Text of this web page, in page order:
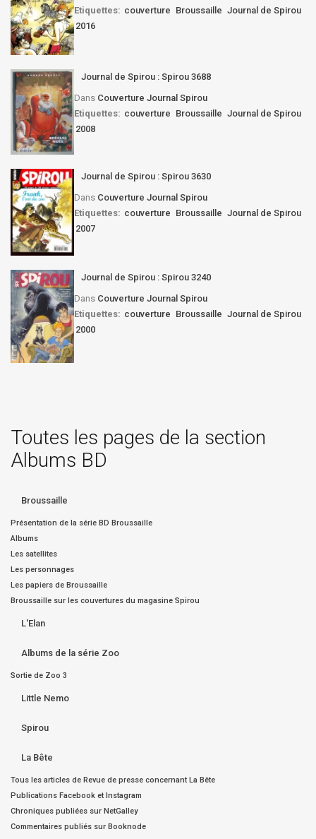
Etiquettes: couverture Broussaille Journal de Spirou
2016
Journal de Spirou : Spirou 3688
Dans Couverture Journal Spirou
Etiquettes: couverture Broussaille Journal de Spirou
2008
Journal de Spirou : Spirou 3630
Dans Couverture Journal Spirou
Etiquettes: couverture Broussaille Journal de Spirou
2007
Journal de Spirou : Spirou 3240
Dans Couverture Journal Spirou
Etiquettes: couverture Broussaille Journal de Spirou
2000
Toutes les pages de la section
Albums BD
Broussaille
Présentation de la série BD Broussaille
Albums
Les satellites
Les personnages
Les papiers de Broussaille
Broussaille sur les couvertures du magasine Spirou
L'Elan
Albums de la série Zoo
Sortie de Zoo 3
Little Nemo
Spirou
La Bête
Tous les articles de Revue de presse concernant La Bête
Publications Facebook et Instagram
Chroniques publiées sur NetGalley
Commentaires publiés sur Booknode